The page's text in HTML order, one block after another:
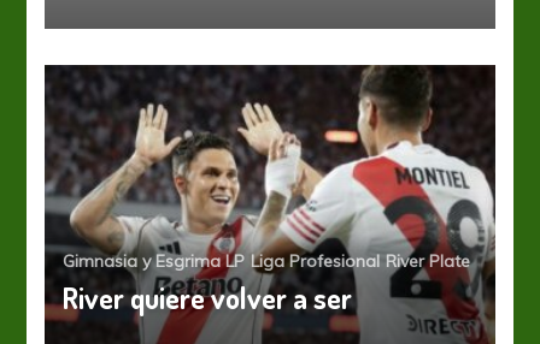
Gimnasia y Esgrima LP Liga Profesional River Plate
River quiere volver a ser
River Plate